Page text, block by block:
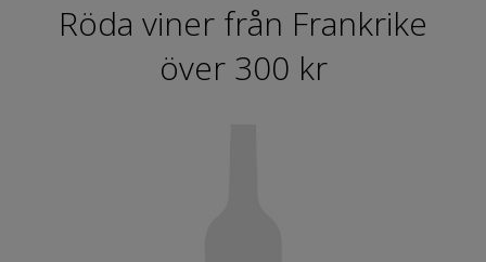
Röda viner från Frankrike
över 300 kr